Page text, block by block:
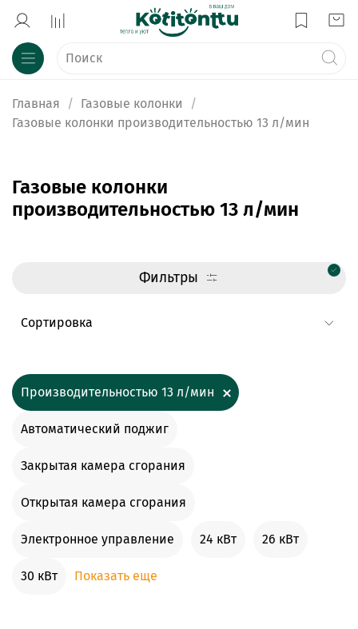
Главная
Газовые колонки
Газовые колонки производительностью 13 л/мин
Газовые колонки
производительностью 13 л/мин
Фильтры
Производительностью 13 л/мин
Автоматический поджиг
Закрытая камера сгорания
Открытая камера сгорания
Электронное управление 24 кВт 26 кВт
30 кВт Показать еще